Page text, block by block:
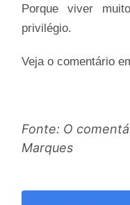
Porque viver
privilégio.
Veja o comentário
Fonte: O
Marques